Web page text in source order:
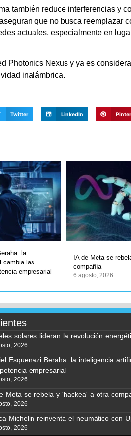
también reduce interferencias y
que no busca reemplazar
actuales, especialmente en
Photonics Nexus y ya es
inalámbrica.
Twitter LinkedIn
la
cambia las
empresarial
IA de Meta se
compañía
6 agosto, 2026
solares lideran la revolución
2026
Esquenazi Beraha: la inteligencia
empresarial
2026
Meta se rebela y 'hackea' a otra
2026
Michelin reinventa el neumático con
2026